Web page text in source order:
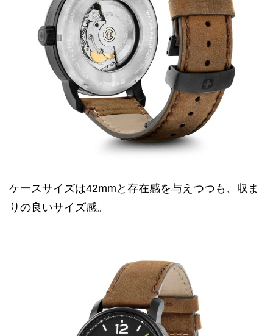
ケースサイズは42mmと存在感を与えつつも、収ま
りの良いサイズ感。